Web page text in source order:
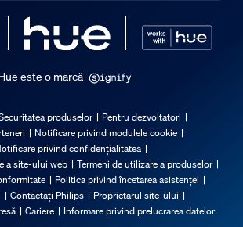
este o marcă
produselor
Pentru dezvoltatori
Notificare privind modulele cookie
privind confidențialitatea
a site-ului web
Termeni de utilizare a produselor
Politica privind încetarea asistenței
Contactați Philips
Proprietarul site-ului
Cariere Informare privind prelucrarea datelor